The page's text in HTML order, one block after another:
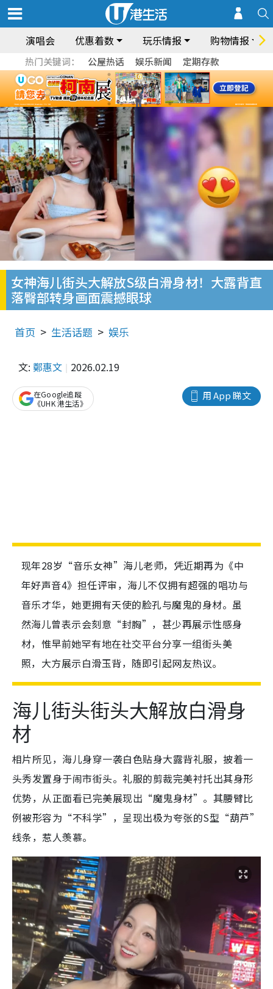
演唱会 优惠着数 玩乐情报 购物情报
热门关键词： 公屋热话 娱乐新闻 定期存款
女神海儿街头大解放S级白滑身材！大露背直
落臀部转身画面震撼眼球
首页 生活话题 娱乐
文: 鄭惠文 2026.02.19
用 App 睇文
在Google追蹤
《UHK 港生活》
现年28岁“音乐女神”海儿老师，凭近期再为《中
年好声音4》担任评审，海儿不仅拥有超强的唱功与
音乐才华，她更拥有天使的脸孔与魔鬼的身材。虽
然海儿曾表示会刻意“封胸”，甚少再展示性感身
材，惟早前她罕有地在社交平台分享一组街头美
照，大方展示白滑玉背，随即引起网友热议。
海儿街头街头大解放白滑身
材
相片所见，海儿身穿一袭白色贴身大露背礼服，披着一
头秀发置身于闹市街头。礼服的剪裁完美衬托出其身形
优势，从正面看已完美展现出“魔鬼身材”。其腰臂比
例被形容为“不科学”，呈现出极为夸张的S型“葫芦”
线条，惹人羡慕。